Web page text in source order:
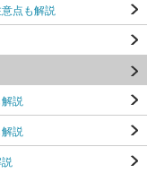
点も解説
説
説